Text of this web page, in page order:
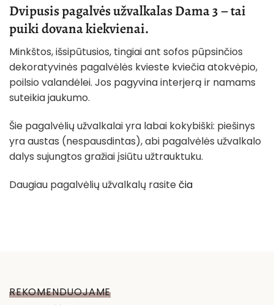
Dvipusis pagalvės užvalkalas Dama 3 – tai
puiki dovana kiekvienai.
Minkštos, išsipūtusios, tingiai ant sofos pūpsinčios
dekoratyvinės pagalvėlės kvieste kviečia atokvėpio,
poilsio valandėlei. Jos pagyvina interjerą ir namams
suteikia jaukumo.
Šie pagalvėlių užvalkalai yra labai kokybiški: piešinys
yra austas (nespausdintas), abi pagalvėlės užvalkalo
dalys sujungtos gražiai įsiūtu užtrauktuku.
Daugiau pagalvėlių užvalkalų rasitečia
REKOMENDUOJAME